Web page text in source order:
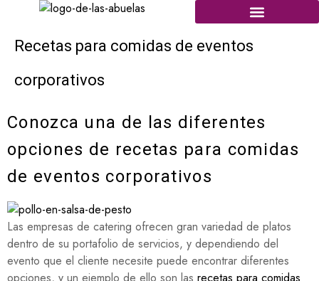
Recetas para comidas de eventos
corporativos
Conozca una de las diferentes
opciones de recetas para comidas
de eventos corporativos
Las empresas de catering ofrecen gran variedad de platos
dentro de su portafolio de servicios, y dependiendo del
evento que el cliente necesite puede encontrar diferentes